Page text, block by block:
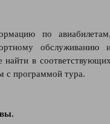
по
обслуживанию
в
с программой тура.